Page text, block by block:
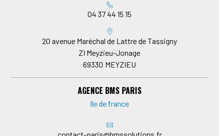
04 37 44 15 15
20 avenue Maréchal de Lattre de Tassigny
ZI Meyzieu-Jonage
69330 MEYZIEU
AGENCE BMS PARIS
Ile de france